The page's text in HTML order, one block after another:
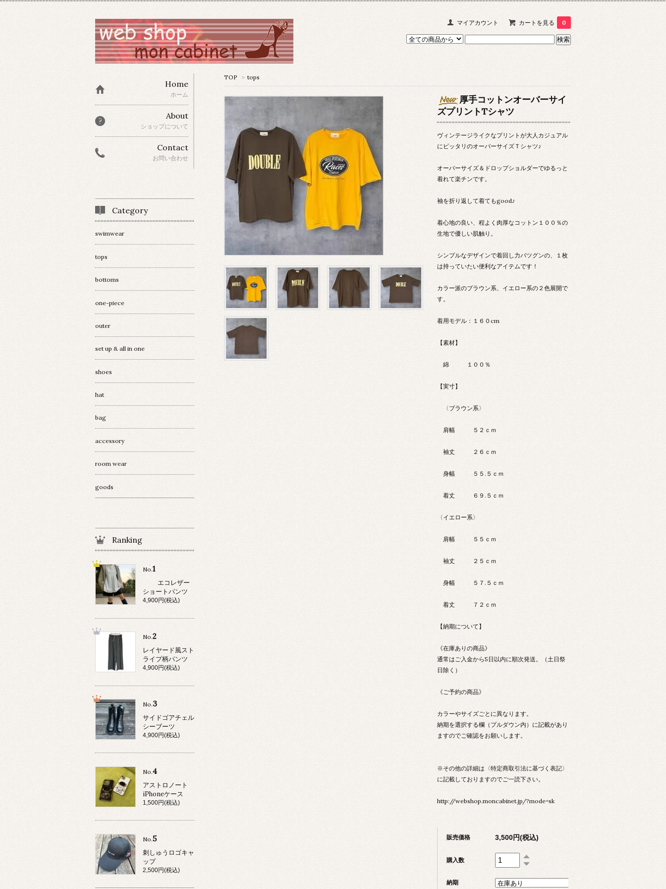
マイアカウント カートを見る 0
TOP > tops
厚手コットンオーバーサイ
ズプリントTシャツ
ヴィンテージライクなプリントが大人カジュアル
にピッタリのオーバーサイズＴシャツ♪
オーバーサイズ＆ドロップショルダーでゆるっと
着れて楽チンです。
袖を折り返して着てもgood♪
着心地の良い、程よく肉厚なコットン１００％の
生地で優しい肌触り。
シンプルなデザインで着回し力バツグンの、１枚
は持っていたい便利なアイテムです！
カラー派のブラウン系、イエロー系の２色展開で
す。
着用モデル：１６０cm
【素材】
綿 １００％
【実寸】
〈ブラウン系〉
肩幅 ５２ｃｍ
袖丈 ２６ｃｍ
身幅 ５５.５ｃｍ
着丈 ６９.５ｃｍ
〈イエロー系〉
肩幅 ５５ｃｍ
袖丈 ２５ｃｍ
身幅 ５７.５ｃｍ
着丈 ７２ｃｍ
【納期について】
《在庫ありの商品》
通常はご入金から5日以内に順次発送。（土日祭
日除く）
《ご予約の商品》
カラーやサイズごとに異なります。
納期を選択する欄（プルダウン内）に記載があり
ますのでご確認をお願いします。
※その他の詳細は〈特定商取引法に基づく表記〉
に記載しておりますのでご一読下さい。
http://webshop.moncabinet.jp/?mode=sk
販売価格 3,500円(税込)
購入数
納期
Home
ホーム
About
ショップについて
Contact
お問い合わせ
Category
swimwear
tops
bottoms
one-piece
outer
set up & all in one
shoes
hat
bag
accessory
room wear
goods
Ranking
No.1
エコレザー
ショートパンツ
4,900円(税込)
No.2
レイヤード風スト
ライプ柄パンツ
4,900円(税込)
No.3
サイドゴアチェル
シーブーツ
4,900円(税込)
No.4
アストロノート
iPhoneケース
1,500円(税込)
No.5
刺しゅうロゴキャ
ップ
2,500円(税込)